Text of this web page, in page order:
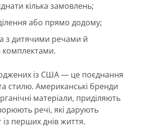
кілька замовлень;
або прямо додому;
з дитячими речами й
із США — це поєднання
стилю. Американські бренди
матеріали, приділяють
речі, які дарують
перших днів життя.